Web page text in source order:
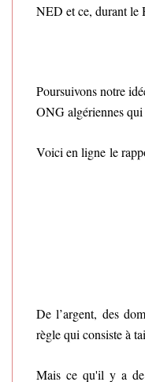
NED et ce, durant le
Poursuivons notre
ONG algériennes qui
Voici en ligne le
De l’argent, des
règle qui consiste à
Mais ce qu'il y a de